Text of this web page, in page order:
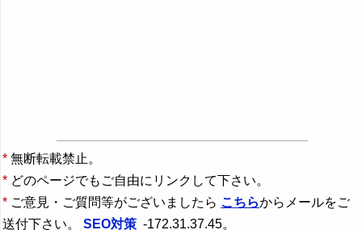
* 無断転載禁止。
* どのページでもご自由にリンクして下さい。
* ご意見・ご質問等がございましたら こちらからメールをご
送付下さい。 SEO対策 -172.31.37.45。